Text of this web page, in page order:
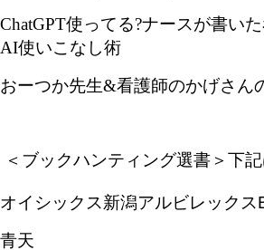
ChatGPT使ってる?ナースが書い
AI使いこなし術
おーつか先生&看護師のかげさん
＜ブックハンティング選書＞下記
オイシックス新潟アルビレックス
青天